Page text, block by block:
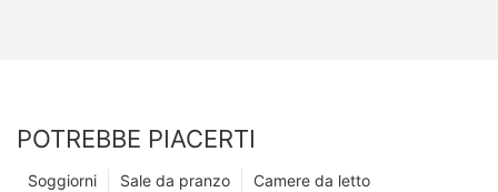
POTREBBE PIACERTI
Camere da letto
Sale da pranzo
Soggiorni